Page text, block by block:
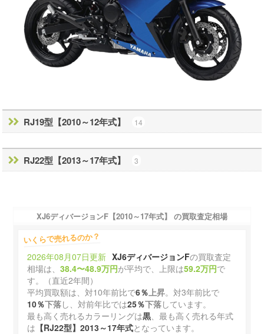
RJ19型【2010～12年式】 14
RJ22型【2013～17年式】 3
XJ6ディバージョンF【2010～17年式】 の買取査定相場
いくらで売れるのか？
2026年08月07日更新 XJ6ディバージョンFの買取査定
相場は、38.4〜48.9万円が平均で、上限は59.2万円で
す。（直近2年間）
平均買取額は、対10年前比で6％上昇。対3年前比で
10％下落し、対前年比では25％下落しています。
最も高く売れるカラーリングは黒、最も高く売れる年式
は 【RJ22型】2013～17年式となっています。